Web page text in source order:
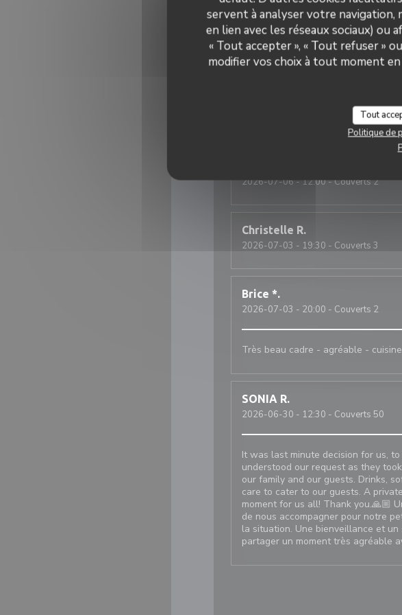
servent à analyser votre navigation,
en lien avec les réseaux sociaux) ou
« Tout accepter », « Tout refuser »
modifier vos choix à tout moment
Tout
Politique de
Endroit fantastique
bruno G
Tres bon service, plats de qualite,
2026-07-06- 12:00 - Couverts 2
Christelle R
2026-07-03 - 19:30 - Couverts 3
Brice *
2026-07-03 - 20:00 - Couverts 2
Très beau cadre - agréable -
SONIA R
2026-06-30 - 12:30 - Couverts 50
It was last minute decision for us,
understood our request as they
our family and our guests. Drinks,
care to cater to our guests. A
moment for us all! Thank you.🙏🏼
de nous accompagner pour notre
la situation. Une bienveillance et
partager un moment très agréable